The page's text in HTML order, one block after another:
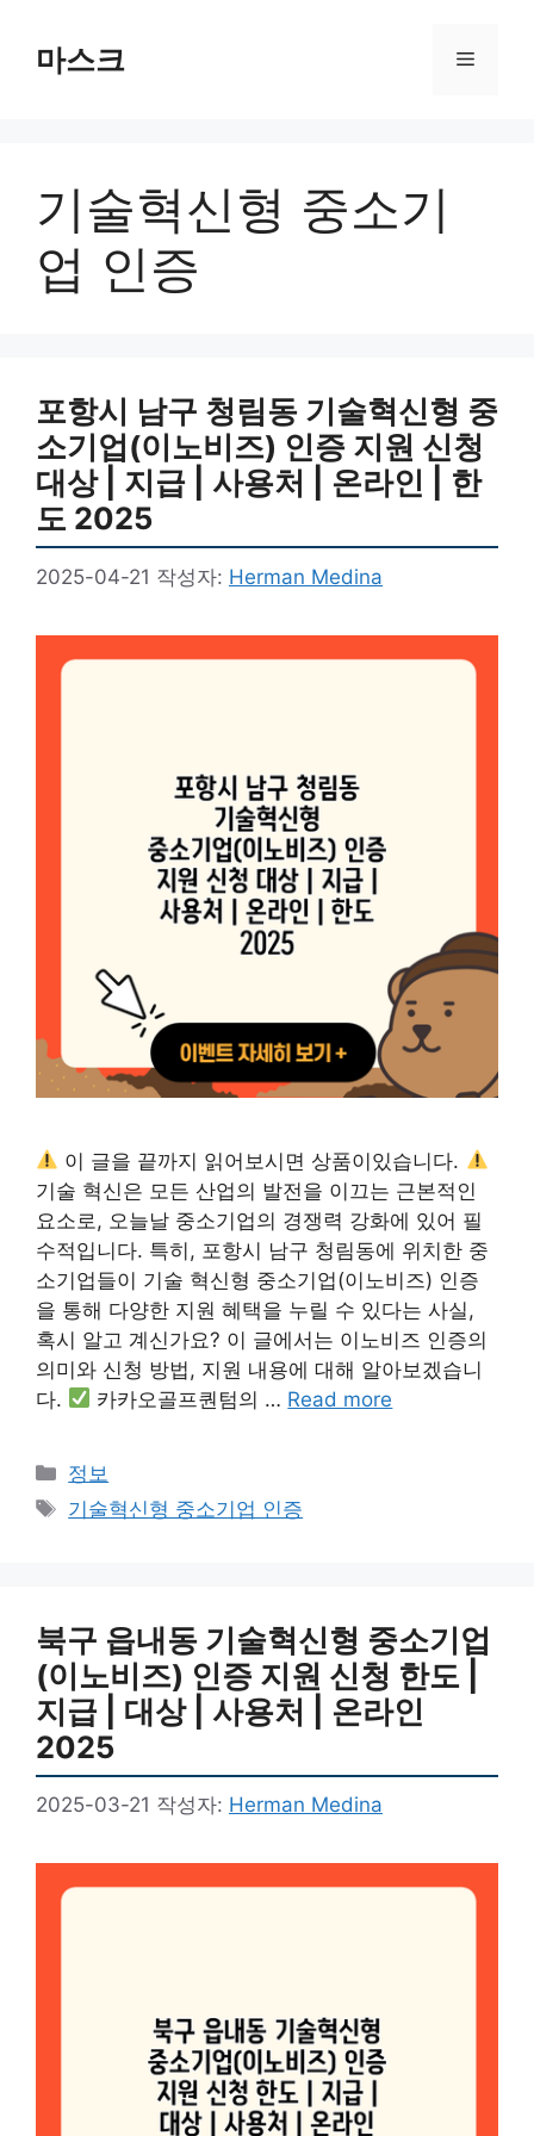
마스크 메
기술혁신형 중소기
업 인증
포항시 남구 청림동 기술혁신형 중
소기업(이노비즈) 인증 지원 신청
대상 | 지급 | 사용처 | 온라인 | 한
도 2025
2025-04-21 작성자: Herman Medina
이 글을 끝까지 읽어보시면 상품이있습니다.
기술 혁신은 모든 산업의 발전을 이끄는 근본적인
요소로, 오늘날 중소기업의 경쟁력 강화에 있어 필
수적입니다. 특히, 포항시 남구 청림동에 위치한 중
소기업들이 기술 혁신형 중소기업(이노비즈) 인증
을 통해 다양한 지원 혜택을 누릴 수 있다는 사실,
혹시 알고 계신가요? 이 글에서는 이노비즈 인증의
의미와 신청 방법, 지원 내용에 대해 알아보겠습니
다.
카카오골프퀀텀의 … Read more
카
테
고
정보
태
기술혁신형 중소기업 인증
북구 읍내동 기술혁신형 중소기업
(이노비즈) 인증 지원 신청 한도 |
지급 | 대상 | 사용처 | 온라인
2025
2025-03-21 작성자: Herman Medina